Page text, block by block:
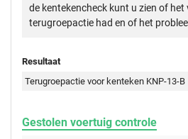
de kentekencheck kunt u zien of het
terugroepactie had en of het
Resultaat
Terugroepactie voor kenteken KNP-13-B
Gestolen voertuig controle